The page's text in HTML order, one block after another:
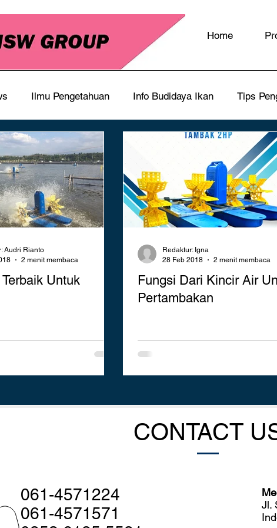
Home
Ilmu Pengetahuan Info Budidaya Ikan Tips
Untuk
Audri Rianto
2 menit membaca
Fungsi Dari Kincir Air
Pertambakan
Redaktur: Igna
28 Feb 2018
2 menit membaca
CONTACT
061-4571224
061-4571571
Jl.